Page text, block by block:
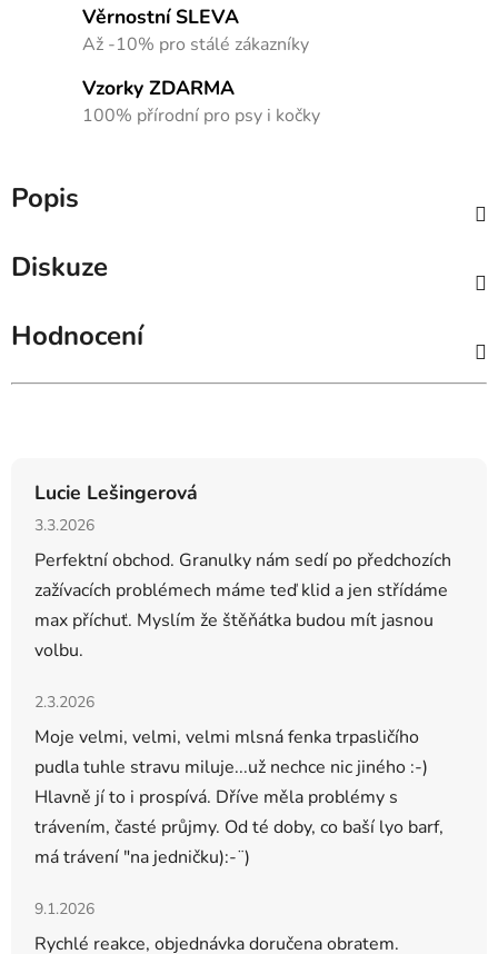
Věrnostní SLEVA
Až -10% pro stálé zákazníky
Vzorky ZDARMA
100% přírodní pro psy i kočky
Popis
Diskuze
Hodnocení
Lucie Lešingerová
Hodnocení obchodu je 5 z 5 hvězdiček.
3.3.2026
Perfektní obchod. Granulky nám sedí po předchozích
zažívacích problémech máme teď klid a jen střídáme
max příchuť. Myslím že štěňátka budou mít jasnou
volbu.
Hodnocení obchodu je 5 z 5 hvězdiček.
2.3.2026
Moje velmi, velmi, velmi mlsná fenka trpasličího
pudla tuhle stravu miluje...už nechce nic jiného :-)
Hlavně jí to i prospívá. Dříve měla problémy s
trávením, časté průjmy. Od té doby, co baší lyo barf,
má trávení "na jedničku):-¨)
Hodnocení obchodu je 5 z 5 hvězdiček.
9.1.2026
Rychlé reakce, objednávka doručena obratem.